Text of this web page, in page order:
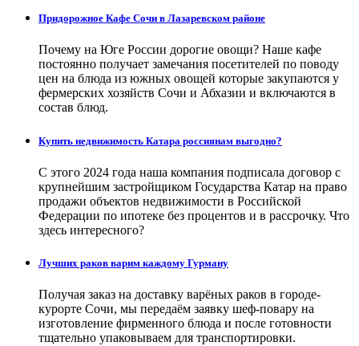
Придорожное Кафе Сочи в Лазаревском районе
Почему на Юге России дорогие овощи? Наше кафе
постоянно получает замечания посетителей по поводу
цен на блюда из южных овощей которые закупаются у
фермерских хозяйств Сочи и Абхазии и включаются в
состав блюд.
Купить недвижимость Катара россиянам выгодно?
С этого 2024 года наша компания подписала договор с
крупнейшим застройщиком Государства Катар на право
продажи объектов недвижимости в Российской
Федерации по ипотеке без процентов и в рассрочку. Что
здесь интересного?
Лучших раков варим каждому Гурману
Получая заказ на доставку варёных раков в городе-
курорте Сочи, мы передаём заявку шеф-повару на
изготовление фирменного блюда и после готовности
тщательно упаковываем для транспортировки.